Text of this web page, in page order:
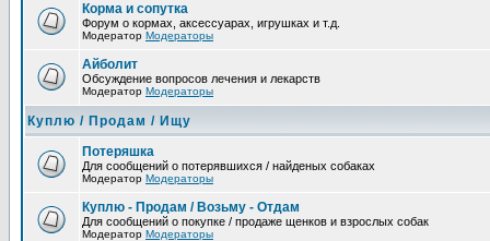
Корма и сопутка
Форум о кормах, аксессуарах, игрушках и т.д.
Модератор Модераторы
Айболит
Обсуждение вопросов лечения и лекарств
Модератор Модераторы
Куплю / Продам / Ищу
Потеряшка
Для сообщений о потерявшихся / найденых собаках
Модератор Модераторы
Куплю - Продам / Возьму - Отдам
Для сообщений о покупке / продаже щенков и взрослых собак
Модератор Модераторы